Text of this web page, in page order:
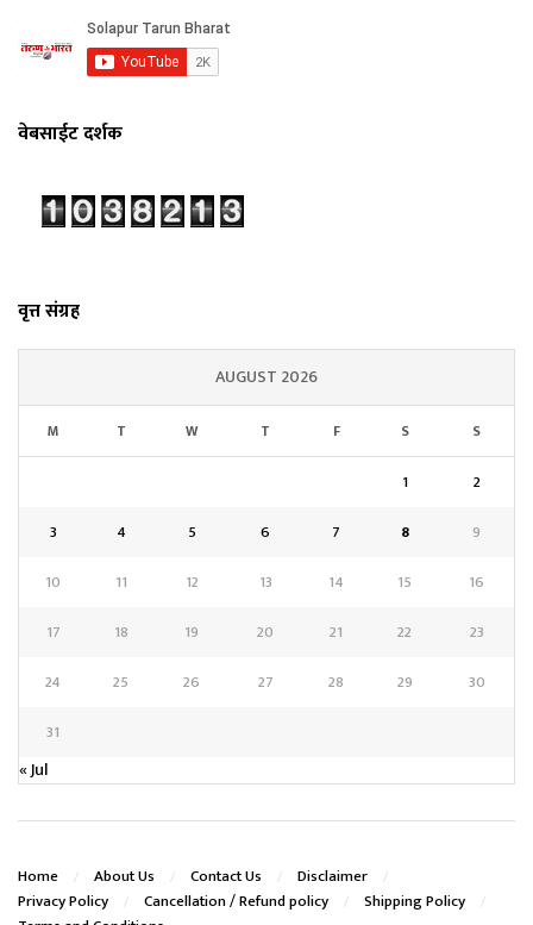
वेबसाईट दर्शक
वृत्त संग्रह
AUGUST 2026
M T W T F S S
1
2
3
4 5 6 7 8
9
10
11 12 13 14 15
16
17
18 19 20 21 22
23
24
25 26 27 28 29
30
31
« Jul
Home About Us Contact Us
Disclaimer
Privacy Policy
Cancellation / Refund policy
Shipping Policy